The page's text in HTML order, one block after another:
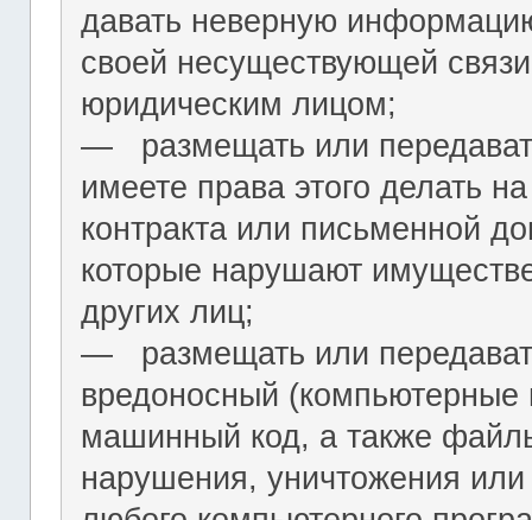
давать неверную
своей несуществующей
юридическим лицом;
― размещать или
имеете права этого делать
контракта или письменной
которые нарушают
других лиц;
― размещать или
вредоносный
машинный код, а также
нарушения, уничтожения